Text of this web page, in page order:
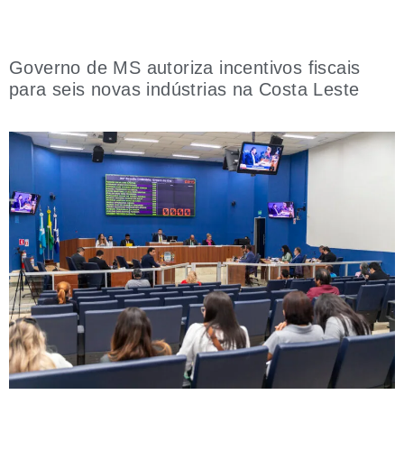
Governo de MS autoriza incentivos fiscais
para seis novas indústrias na Costa Leste